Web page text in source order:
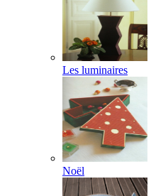
Les luminaires
Noël